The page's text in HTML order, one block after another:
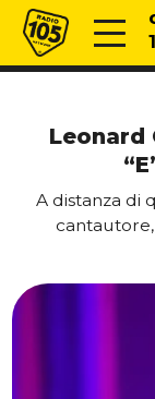
Vai al contenuto
Radio 105
Leonard
A distanza di